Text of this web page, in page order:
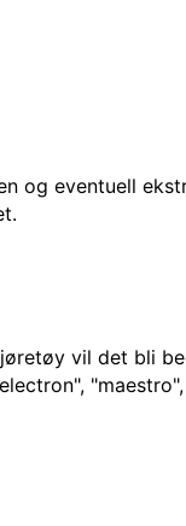
og eventuell
vil det bli